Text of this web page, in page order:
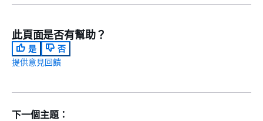
此頁面是否有幫助？
是
否
提供意見回饋
下一個主題：